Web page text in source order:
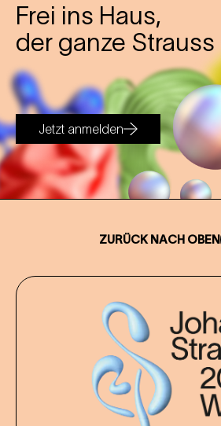
Frei ins Haus,
der ganze Strauss
Jetzt anmelden
ZURÜCK NACH OBEN